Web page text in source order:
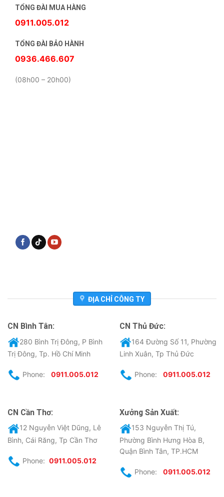
TỔNG ĐÀI MUA HÀNG
0911.005.012
TỔNG ĐÀI BẢO HÀNH
0936.466.607
(08h00 – 20h00)
ĐỊA CHỈ CÔNG TY
CN Bình Tân:
280 Bình Trị Đông, P Bình
Trị Đông, Tp. Hồ Chí Minh
Phone: 0911.005.012
CN Thủ Đức:
164 Đường Số 11, Phường
Linh Xuân, Tp Thủ Đức
Phone: 0911.005.012
CN Cần Thơ:
12 Nguyễn Việt Dũng, Lê
Bình, Cái Răng, Tp Cần Thơ
Phone: 0911.005.012
Xưởng Sản Xuất:
153 Nguyễn Thị Tú,
Phường Bình Hưng Hòa B,
Quận Bình Tân, TP.HCM
Phone: 0911.005.012